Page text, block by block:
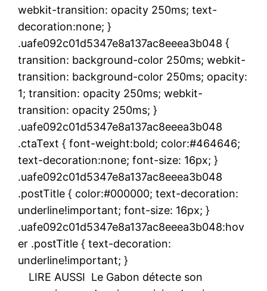
webkit-transition: opacity 250ms; text-
decoration:none; }
.uafe092c01d5347e8a137ac8eeea3b048 {
transition: background-color 250ms; webkit-
transition: background-color 250ms; opacity:
1; transition: opacity 250ms; webkit-
transition: opacity 250ms; }
.uafe092c01d5347e8a137ac8eeea3b048
.ctaText { font-weight:bold; color:#464646;
text-decoration:none; font-size: 16px; }
.uafe092c01d5347e8a137ac8eeea3b048
.postTitle { color:#000000; text-decoration:
underline!important; font-size: 16px; }
.uafe092c01d5347e8a137ac8eeea3b048:hov
er .postTitle { text-decoration:
underline!important; }
LIRE AUSSI Le Gabon détecte son